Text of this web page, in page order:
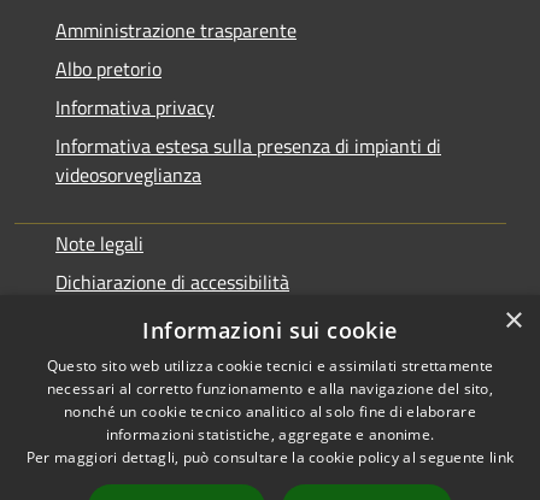
Amministrazione trasparente
Albo pretorio
Informativa privacy
Informativa estesa sulla presenza di impianti di
videosorveglianza
Note legali
Dichiarazione di accessibilità
Obbiettivi di accessibilità
Accessibilità
Copyright © 2026 • Comune di
Rialto • Powered by
×
Informazioni sui cookie
Questo sito web utilizza cookie tecnici e assimilati strettamente
necessari al corretto funzionamento e alla navigazione del sito,
nonché un cookie tecnico analitico al solo fine di elaborare
informazioni statistiche, aggregate e anonime.
Per maggiori dettagli, può consultare la cookie policy al seguente link